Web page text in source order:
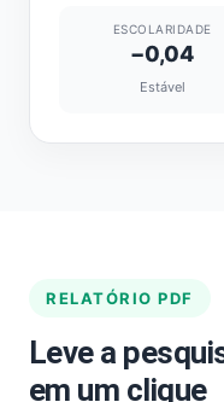
ESCOLARIDADE
−0,04
Estável
RELATÓRIO PDF
Leve a
em um clique